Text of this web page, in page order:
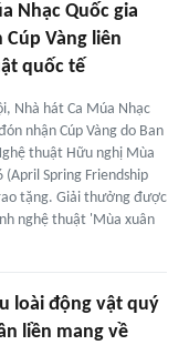
Nhạc Quốc gia
Vàng liên
quốc tế
Nhà hát Ca Múa Nhạc
nhận Cúp Vàng do Ban
thuật Hữu nghị Mùa
(April Spring Friendship
tặng. Giải thưởng được
nghệ thuật 'Mùa xuân
loài động vật quý
liền mang về